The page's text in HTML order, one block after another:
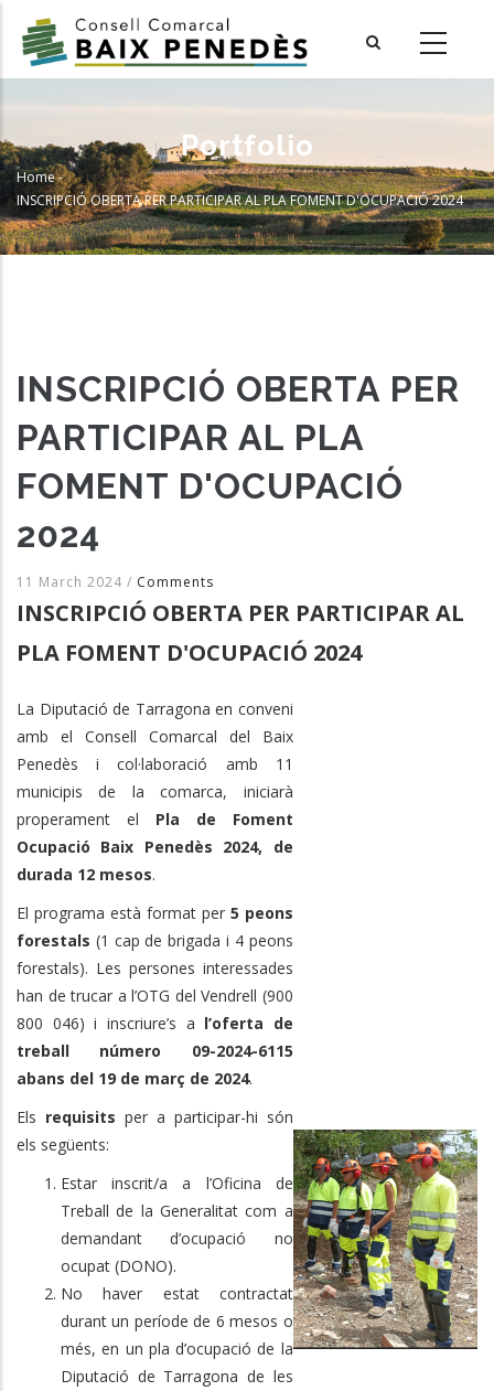
main
Portfolio
Breadcrumb
Home-
INSCRIPCIÓ OBERTA PER PARTICIPAR AL PLA FOMENT D'OCUPACIÓ 2024
INSCRIPCIÓ OBERTA PER
PARTICIPAR AL PLA
FOMENT D'OCUPACIÓ
2024
11 March 2024 / Comments
INSCRIPCIÓ OBERTA PER PARTICIPAR AL
PLA FOMENT D'OCUPACIÓ 2024
La Diputació de Tarragona en conveni
amb el Consell Comarcal del Baix
Penedès i col·laboració amb 11
municipis de la comarca, iniciarà
properament el Pla de Foment
Ocupació Baix Penedès 2024, de
durada 12 mesos.
El programa està format per 5 peons
forestals (1 cap de brigada i 4 peons
forestals). Les persones interessades
han de trucar a l’OTG del Vendrell (900
800 046) i inscriure’s a l’oferta de
treball número 09-2024-6115
abans del 19 de març de 2024.
Els requisits per a participar-hi són
els següents:
Estar inscrit/a a l’Oficina de
Treball de la Generalitat com a
demandant d’ocupació no
ocupat (DONO).
No haver estat contractat
durant un període de 6 mesos o
més, en un pla d’ocupació de la
Diputació de Tarragona de les